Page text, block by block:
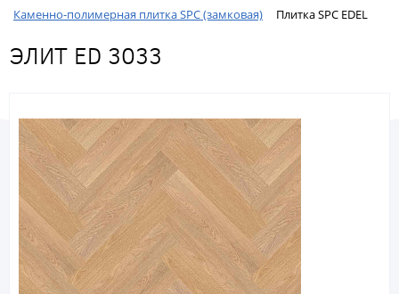
Каменно-полимерная плитка SPC (замковая)
Плитка SPC EDEL
ЭЛИТ ED 3033